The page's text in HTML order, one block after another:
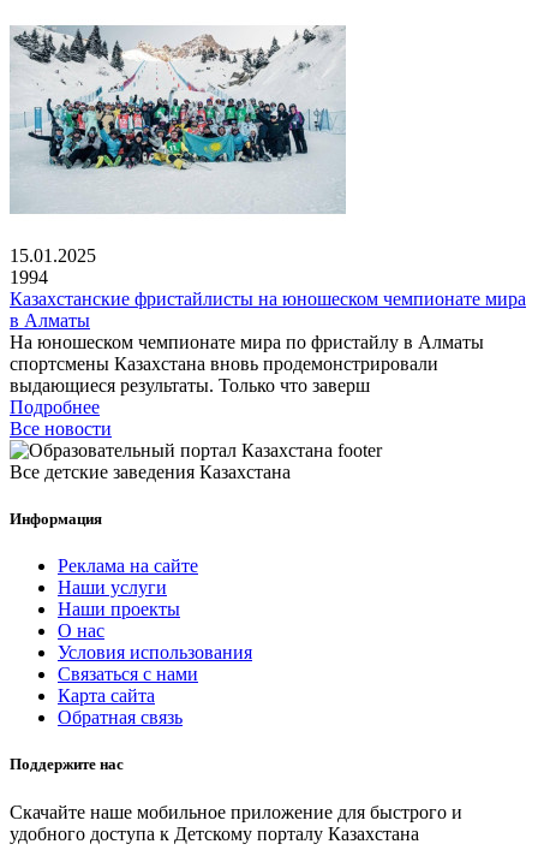
15.01.2025
1994
Казахстанские фристайлисты на юношеском чемпионате мира
в Алматы
На юношеском чемпионате мира по фристайлу в Алматы
спортсмены Казахстана вновь продемонстрировали
выдающиеся результаты. Только что заверш
Подробнее
Все новости
Все детские заведения Казахстана
Информация
Реклама на сайте
Наши услуги
Наши проекты
О нас
Условия использования
Связаться с нами
Карта сайта
Обратная связь
Поддержите нас
Скачайте наше мобильное приложение для быстрого и
удобного доступа к Детскому порталу Казахстана